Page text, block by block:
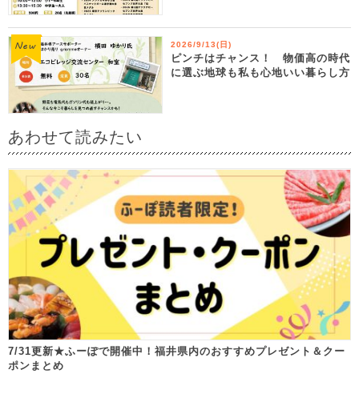
2026/9/13(日)
ピンチはチャンス！ 物価高の時代
に選ぶ地球も私も心地いい暮らし方
あわせて読みたい
7/31更新★ふーぽで開催中！福井県内のおすすめプレゼント＆クー
ポンまとめ